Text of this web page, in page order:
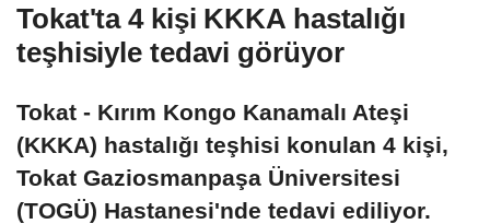
Tokat'ta 4 kişi KKKA hastalığı
teşhisiyle tedavi görüyor
Tokat - Kırım Kongo Kanamalı Ateşi
(KKKA) hastalığı teşhisi konulan 4 kişi,
Tokat Gaziosmanpaşa Üniversitesi
(TOGÜ) Hastanesi'nde tedavi ediliyor.